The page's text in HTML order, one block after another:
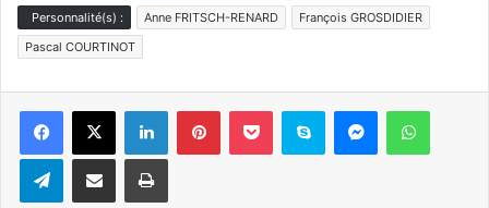
Personnalité(s) : Anne FRITSCH-RENARD
François GROSDIDIER
Pascal COURTINOT
LinkedinPinterestPocket Skype Messenger
TelegramPartager par e-mail Imprimer